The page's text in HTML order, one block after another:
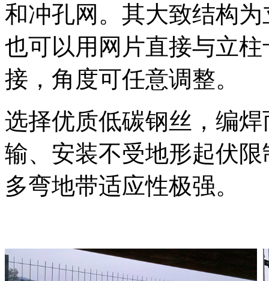
和冲孔网。其大致结构
也可以用网片直接与立
接，角度可任意调整。
选择优质低碳钢丝，编
输、安装不受地形起伏
多弯地带适应性极强。